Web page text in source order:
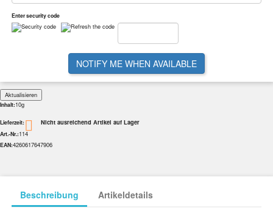
Enter security code
NOTIFY ME WHEN AVAILABLE
Inhalt:10g
Lieferzeit:  Nicht ausreichend Artikel auf Lager
Art.-Nr.:114
EAN:4260617647906
Beschreibung Artikeldetails